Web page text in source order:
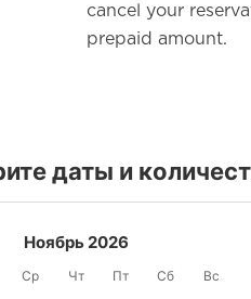
cancel your
prepaid amount.
даты и
Ноябрь 2026
Ср Чт Пт Сб Вс